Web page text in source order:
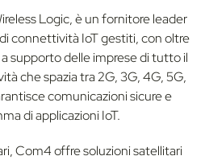
Logic, è un fornitore leader
connettività IoT gestiti, con oltre
supporto delle imprese di tutto il
che spazia tra 2G, 3G, 4G, 5G,
comunicazioni sicure e
di applicazioni IoT.
Com4 offre soluzioni satellitari